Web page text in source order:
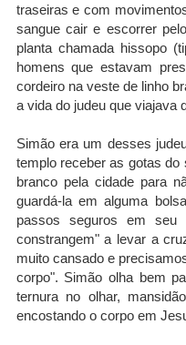
traseiras e com
sangue cair e escorrer
planta chamada hissopo
homens que estavam
cordeiro na veste de linho
a vida do judeu que viajava
Simão era um desses
templo receber as gotas do
branco pela cidade para
guardá-la em alguma
passos seguros em seu
constrangem" a levar a
muito cansado e
corpo". Simão olha bem
ternura no olhar,
encostando o corpo em